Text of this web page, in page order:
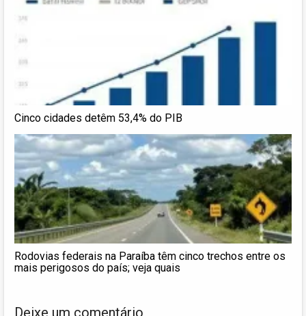
Cinco cidades detêm 53,4% do PIB
Rodovias federais na Paraíba têm cinco trechos entre os
mais perigosos do país; veja quais
Deixe um comentário